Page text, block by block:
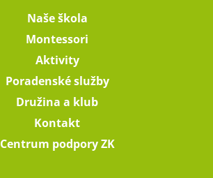
Naše škola
Montessori
Aktivity
Poradenské služby
Družina a klub
Kontakt
Centrum podpory ZK